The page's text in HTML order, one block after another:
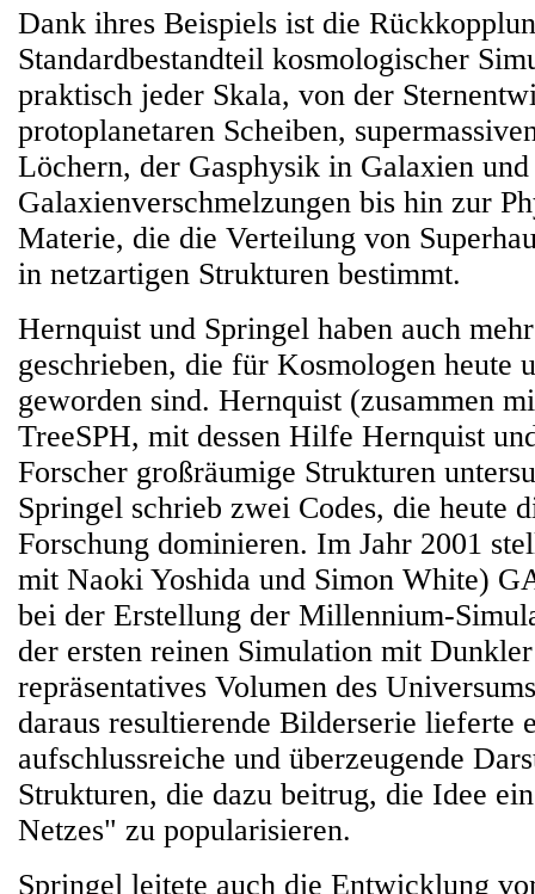
Dank ihres Beispiels ist die
Standardbestandteil kosmologischer
praktisch jeder Skala, von der
protoplanetaren Scheiben,
Löchern, der Gasphysik in Galaxien und
Galaxienverschmelzungen bis hin zur
Materie, die die Verteilung von
in netzartigen Strukturen bestimmt.
Hernquist und Springel haben auch
geschrieben, die für Kosmologen heute
geworden sind. Hernquist (zusammen
TreeSPH, mit dessen Hilfe Hernquist
Forscher großräumige Strukturen
Springel schrieb zwei Codes, die heute
Forschung dominieren. Im Jahr 2001
mit Naoki Yoshida und Simon White)
bei der Erstellung der Millennium-
der ersten reinen Simulation mit
repräsentatives Volumen des
daraus resultierende Bilderserie lieferte
aufschlussreiche und überzeugende
Strukturen, die dazu beitrug, die Idee
Netzes" zu popularisieren.
Springel leitete auch die Entwicklung